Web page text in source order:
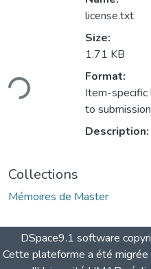
license.txt
Size:
1.71 KB
Format:
Item-specific
to submission
Description:
Collections
Mémoires de Master
DSpace9.1 software
Cette plateforme a été